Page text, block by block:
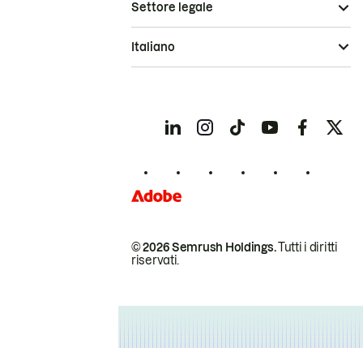
© 2026 Semrush Holdings.Tutti i diritti
riservati.
Settore legale
Italiano